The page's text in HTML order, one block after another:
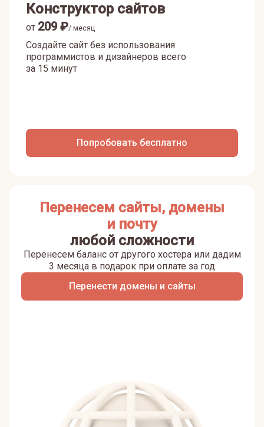
Конструктор сайтов
от 209₽/ месяц
Создайте сайт без использования
программистов и дизайнеров всего
за 15 минут
Попробовать бесплатно
Перенесем сайты, домены
и почту
любой сложности
Перенести домены и сайты
Перенесем баланс от другого хостера или дадим
3 месяца в подарок при оплате за год